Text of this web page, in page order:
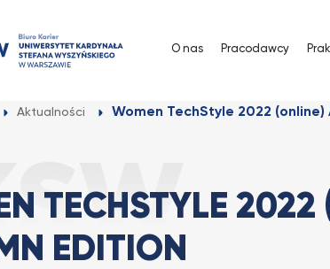
O nas Pracodawcy
Aktualności Women TechStyle 2022
TECHSTYLE 2022
EDITION